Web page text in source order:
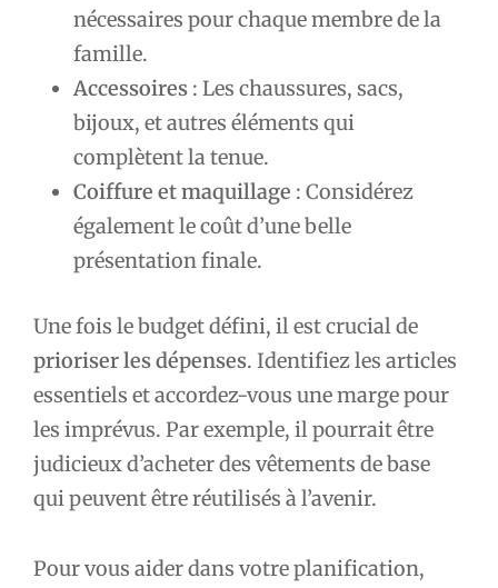
nécessaires pour chaque membre de la
famille.
Accessoires : Les chaussures, sacs,
bijoux, et autres éléments qui
complètent la tenue.
Coiffure et maquillage : Considérez
également le coût d’une belle
présentation finale.
Une fois le budget défini, il est crucial de
prioriser les dépenses. Identifiez les articles
essentiels et accordez-vous une marge pour
les imprévus. Par exemple, il pourrait être
judicieux d’acheter des vêtements de base
qui peuvent être réutilisés à l’avenir.
Pour vous aider dans votre planification,